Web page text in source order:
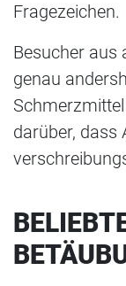
Fragezeichen.
Besucher aus
genau
darüber, dass